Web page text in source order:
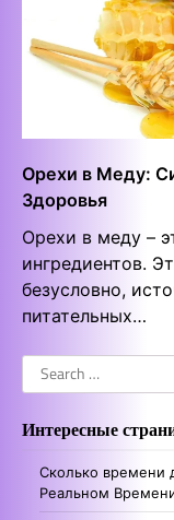
Орехи в Меду:
Здоровья
Орехи в меду –
ингредиентов.
безусловно,
питательных…
Search
for:
Интересные
Сколько времени
Реальном